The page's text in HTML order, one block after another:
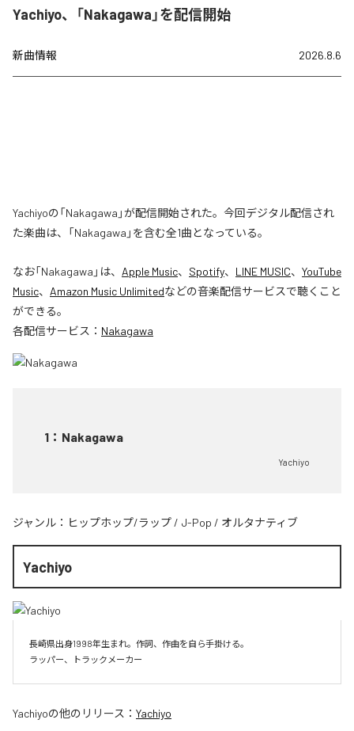
Yachiyo、「Nakagawa」を配信開始
新曲情報 2026.8.6
Yachiyoの「Nakagawa」が配信開始された。今回デジタル配信され
た楽曲は、「Nakagawa」を含む全1曲となっている。
なお「Nakagawa 」は、 Apple Music、 Spotify、 LINE MUSIC、 YouTube
Music、 Amazon Music Unlimitedなどの音楽配信サービスで聴くこと
ができる。
各配信サービス： Nakagawa
1 ： Nakagawa
Yachiyo
ジャンル： ヒップホップ/ラップ / J-Pop / オルタナティブ
Yachiyo
長崎県出身1998年生まれ。作詞、作曲を自ら手掛ける。
Yachiyoの他のリリース： Yachiyo